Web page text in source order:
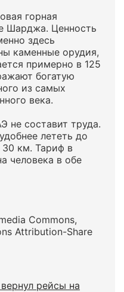
горная
Шарджа. Ценность
здесь
каменные орудия,
примерно в 125
богатую
из самых
века.
не составит труда.
лететь до
30 км. Тариф в
человека в обе
Commons,
Attribution-Share
рейсы на